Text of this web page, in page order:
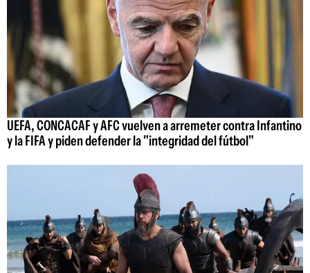
UEFA, CONCACAF y AFC vuelven a arremeter contra Infantino
y la FIFA y piden defender la "integridad del fútbol"